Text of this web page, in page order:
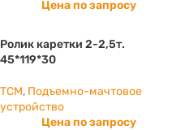
Цена по запросу
Ролик каретки 2-2,5т.
45*119*30
TCM, Подъемно-мачтовое
устройство
Цена по запросу